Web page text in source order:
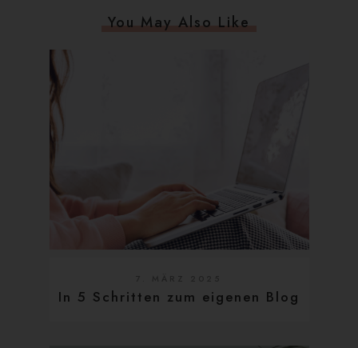
You May Also Like
In 5 Schritten zum eigenen Blog